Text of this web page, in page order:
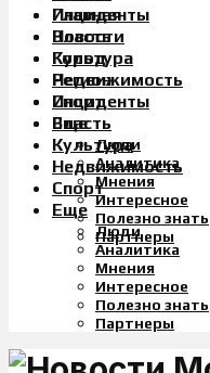
Инциденты
Власть
Культура
Недвижимость
Спорт
Еще
Люди
Аналитика
Мнения
Интересное
Полезно знать
Партнеры
Главная
Новости
Город
Регион
Инциденты
Власть
Культура
Недвижимость
Спорт
Еще
Люди
Аналитика
Мнения
Интересное
Полезно знать
Партнеры